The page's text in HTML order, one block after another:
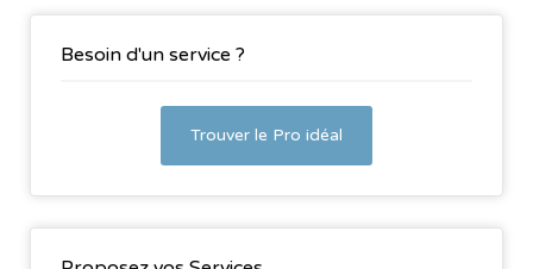
Besoin d'un service ?
Trouver le Pro idéal